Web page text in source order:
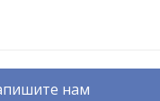
нам